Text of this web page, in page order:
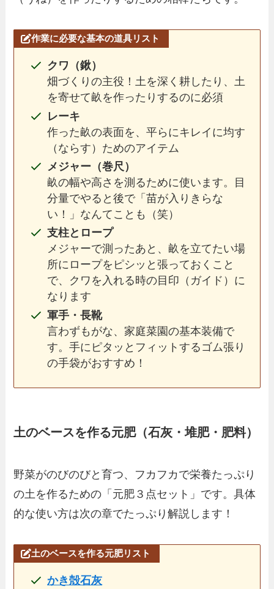
作業に必要な基本の道具リスト
クワ（鍬）
畑づくりの主役！土を深く耕したり、土
を寄せて畝を作ったりするのに必須
レーキ
作った畝の表面を、平らにキレイに均す
（ならす）ためのアイテム
メジャー（巻尺）
畝の幅や高さを測るために使います。目
分量でやると後で「苗が入りきらな
い！」なんてことも（笑）
支柱とロープ
メジャーで測ったあと、畝を立てたい場
所にロープをピシッと張っておくこと
で、クワを入れる時の目印（ガイド）に
なります
軍手・長靴
言わずもがな、家庭菜園の基本装備で
す。手にピタッとフィットするゴム張り
の手袋がおすすめ！
土のベースを作る元肥（石灰・堆肥・肥料）
野菜がのびのびと育つ、フカフカで栄養たっぷり
の土を作るための「元肥３点セット」です。具体
的な使い方は次の章でたっぷり解説します！
土のベースを作る元肥リスト
かき殻石灰